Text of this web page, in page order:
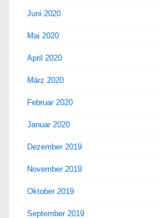
Juni 2020
Mai 2020
April 2020
März 2020
Februar 2020
Januar 2020
Dezember 2019
November 2019
Oktober 2019
September 2019